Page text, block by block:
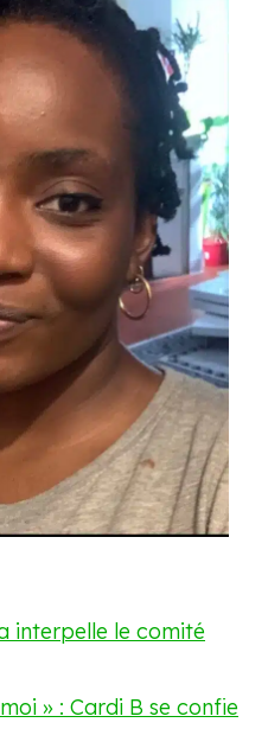
interpelle le comité
» : Cardi B se confie